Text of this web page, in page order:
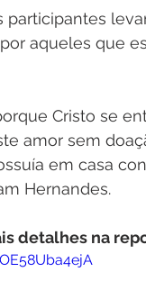
participantes
aqueles que
Cristo se
amor sem
em casa
Hernandes.
detalhes na